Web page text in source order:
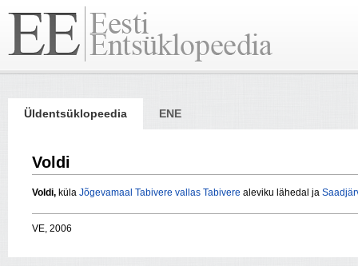
Üldentsüklopeedia ENE
Voldi
Voldi, küla Jõgevamaal Tabivere vallas Tabivere aleviku lähedal ja
VE, 2006